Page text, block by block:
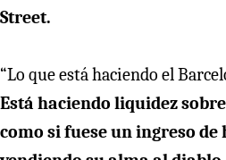
Street.
“Lo que está haciendo el
Está haciendo liquidez
como si fuese un ingreso de